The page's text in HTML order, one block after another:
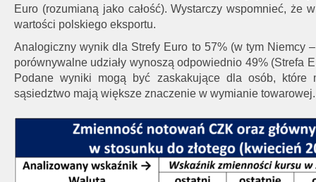
Euro (rozumianą jako całość). Wystarczy wspomnieć, że
wartości polskiego eksportu.
Analogiczny wynik dla Strefy Euro to 57% (w tym Niemcy
porównywalne udziały wynoszą odpowiednio 49% (Strefa
Podane wyniki mogą być zaskakujące dla osób, które
sąsiedztwo mają większe znaczenie w wymianie towarowej.